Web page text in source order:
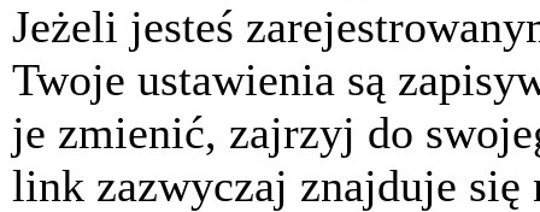
Jeżeli jesteś
Twoje ustawienia są
je zmienić, zajrzyj do
link zazwyczaj znajduje się